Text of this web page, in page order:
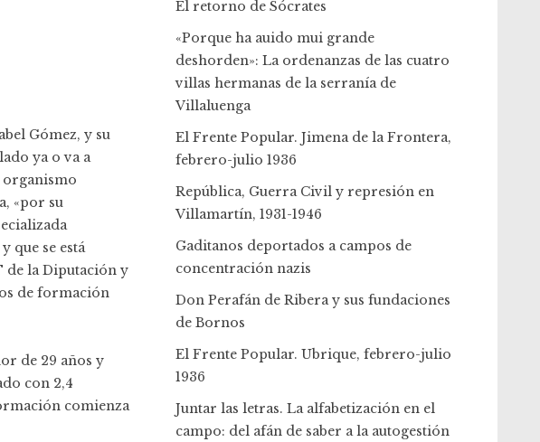
Gómez, y su
ya o va a
organismo
«por su
que se está
de la Diputación y
de formación
de 29 años y
con 2,4
comienza
El retorno de Sócrates
«Porque ha auido mui grande
deshorden»: La ordenanzas de las cuatro
villas hermanas de la serranía de
Villaluenga
El Frente Popular. Jimena de la Frontera,
febrero-julio 1936
República, Guerra Civil y represión en
Villamartín, 1931-1946
Gaditanos deportados a campos de
concentración nazis
Don Perafán de Ribera y sus fundaciones
de Bornos
El Frente Popular. Ubrique, febrero-julio
1936
Juntar las letras. La alfabetización en el
campo: del afán de saber a la autogestión